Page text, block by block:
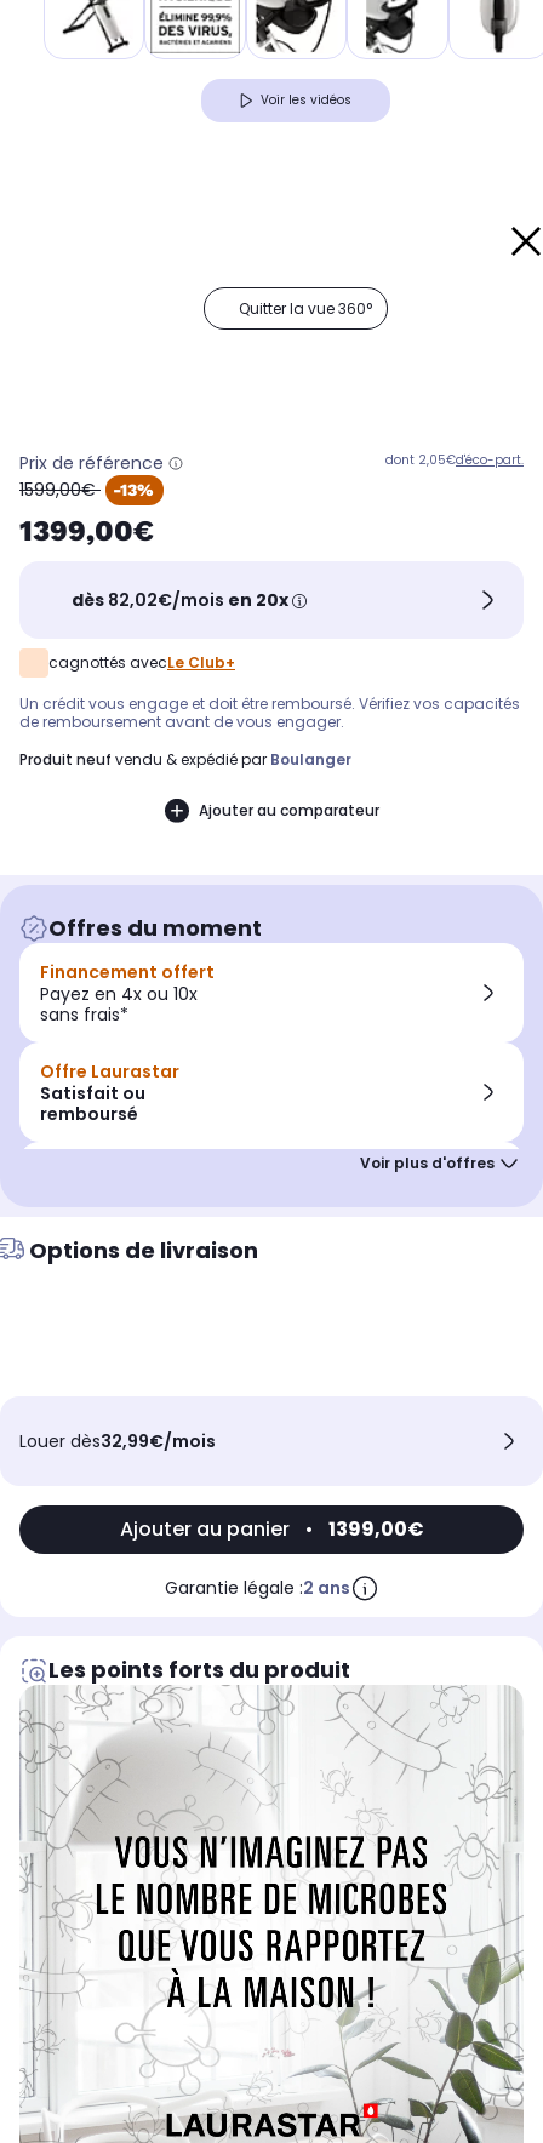
Voir les vidéos
Quitter la vue 360°
Prix de référence
oldPrice
1599,00€ -13%
1399,00€
dont 2,05€d'éco-part.
dès 82,02€/mois en 20x
cagnottés avecLe Club+
Un crédit vous engage et doit être remboursé. Vérifiez vos capacités
de remboursement avant de vous engager.
produit neuf vendu & expédié par Boulanger
Ajouter au comparateur
Offres du moment
Financement offert
Payez en 4x ou 10x
sans frais*
Offre Laurastar
Satisfait ou
remboursé
nouveaux adhérents
Options de livraison
Louer dès32,99€/mois
Ajouter au panier • 1399,00€
Garantie légale :2 ans
Les points forts du produit